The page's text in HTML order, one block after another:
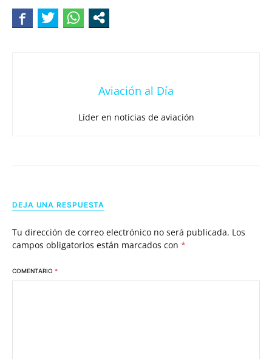
Aviación al Día
Líder en noticias de aviación
DEJA UNA RESPUESTA
Tu dirección de correo electrónico no será publicada. Los
campos obligatorios están marcados con *
COMENTARIO *